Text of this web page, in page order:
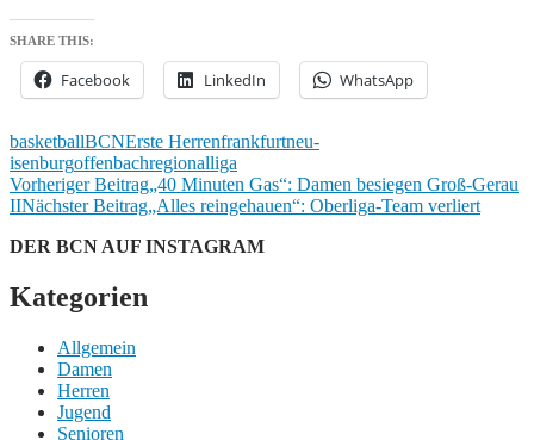
SHARE THIS:
Facebook LinkedIn WhatsApp
basketballBCNErste Herrenfrankfurtneu-
isenburgoffenbachregionalliga
Beitrags-
Navigation
Vorheriger Beitrag„40 Minuten Gas“: Damen besiegen Groß-Gerau
IINächster Beitrag„Alles reingehauen“: Oberliga-Team verliert
DER BCN AUF INSTAGRAM
Kategorien
Allgemein
Damen
Herren
Jugend
Senioren